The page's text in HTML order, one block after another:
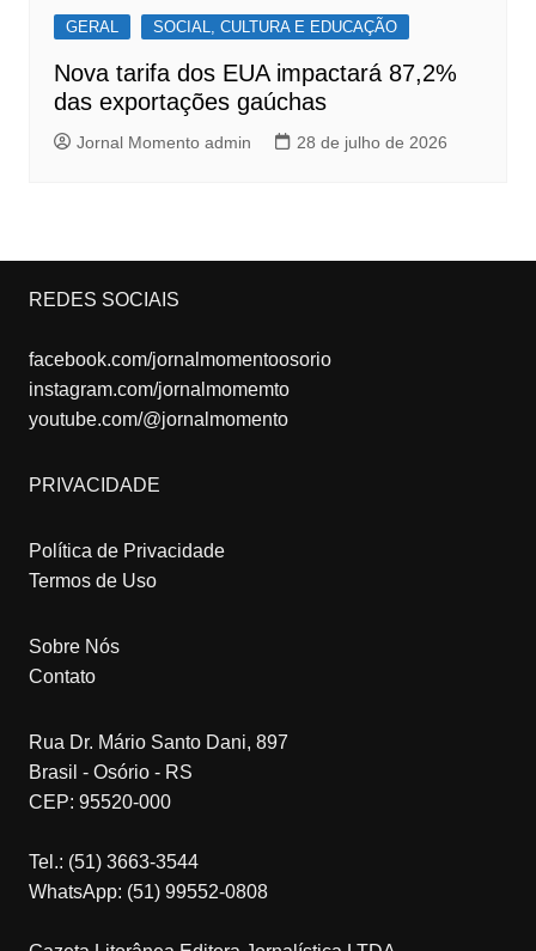
GERAL SOCIAL, CULTURA E EDUCAÇÃO
Nova tarifa dos EUA impactará 87,2%
das exportações gaúchas
Jornal Momento admin 28 de julho de 2026
REDES SOCIAIS
facebook.com/jornalmomentoosorio
instagram.com/jornalmomemto
youtube.com/@jornalmomento
PRIVACIDADE
Política de Privacidade
Termos de Uso
Sobre Nós
Contato
Rua Dr. Mário Santo Dani, 897
Brasil - Osório - RS
CEP: 95520-000
Tel.: (51) 3663-3544
WhatsApp: (51) 99552-0808